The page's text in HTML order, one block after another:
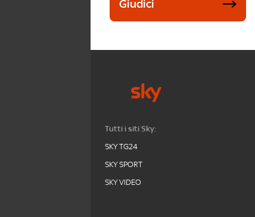
Giudici
Tutti i siti Sky:
SKY TG24
SKY SPORT
SKY VIDEO